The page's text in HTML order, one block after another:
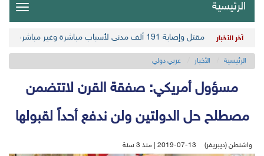
الرئيسية
آخر الأخبار مقتل وإصابة 191 ألف مدني لأسباب مباشرة وغير مباشرة في أحدث حصيلة حوثية
الرئيسية الأخبار عربي دولي
مسؤول أمريكي: صفقة القرن لاتتضمن
مصطلح حل الدولتين ولن ندفع أحداً لقبولها
واشنطن (ديبريفر) 2019-07-13 | منذ 3 سنة